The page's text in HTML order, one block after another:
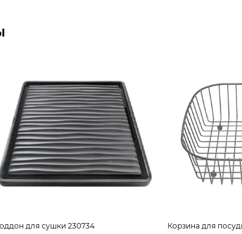
для сушки 230734 Корзина для